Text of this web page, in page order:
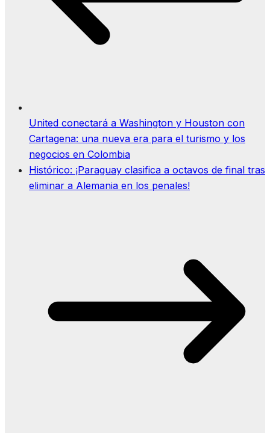
​United conectará a Washington y Houston con
Cartagena: una nueva era para el turismo y los
negocios en Colombia
Histórico: ¡Paraguay clasifica a octavos de final tras
eliminar a Alemania en los penales!